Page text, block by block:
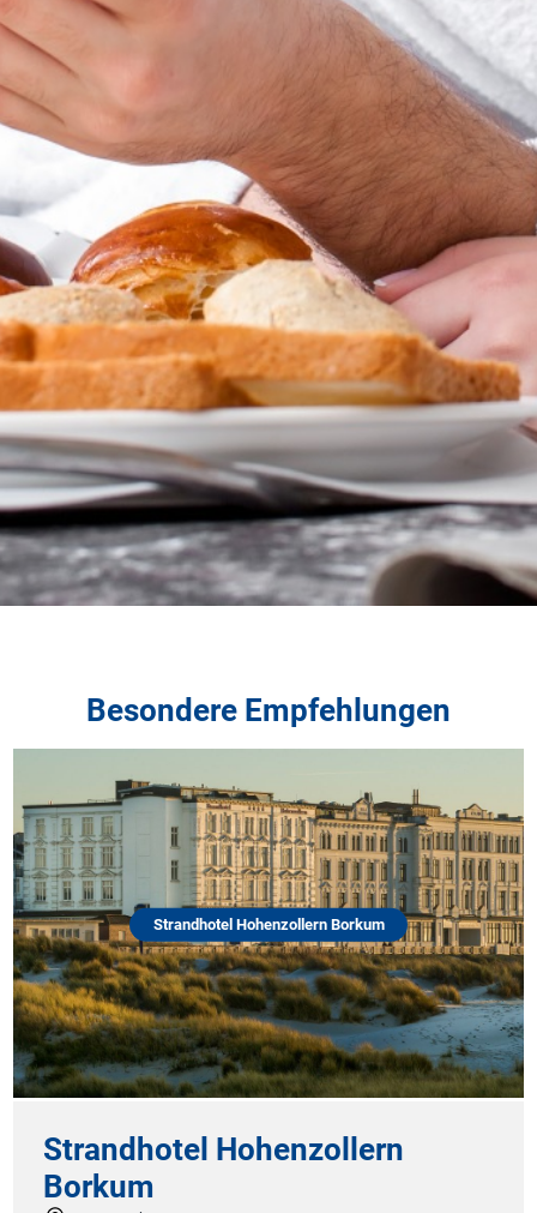
Besondere Empfehlungen
Strandhotel Hohenzollern Borkum
Strandhotel Hohenzollern
Borkum